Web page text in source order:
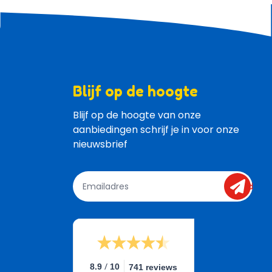
Blijf op de hoogte
Blijf op de hoogte van onze
aanbiedingen schrijf je in voor onze
nieuwsbrief
send
8.9 / 10 741 reviews